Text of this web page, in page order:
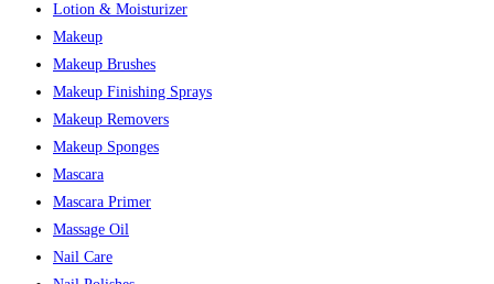
Lotion & Moisturizer
Makeup
Makeup Brushes
Makeup Finishing Sprays
Makeup Removers
Makeup Sponges
Mascara
Mascara Primer
Massage Oil
Nail Care